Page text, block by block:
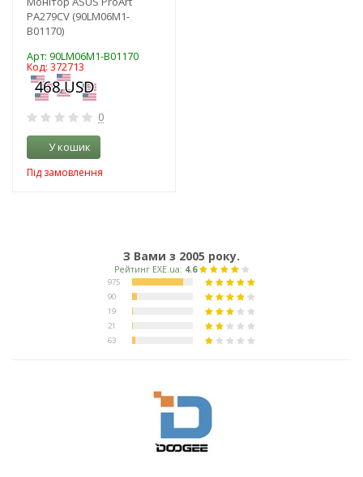
PA279CV (90LM06M1-
B01170)
Арт: 90LM06M1-B01170
Код: 372713
0
У кошик
Під замовлення
З Вами з 2005 року.